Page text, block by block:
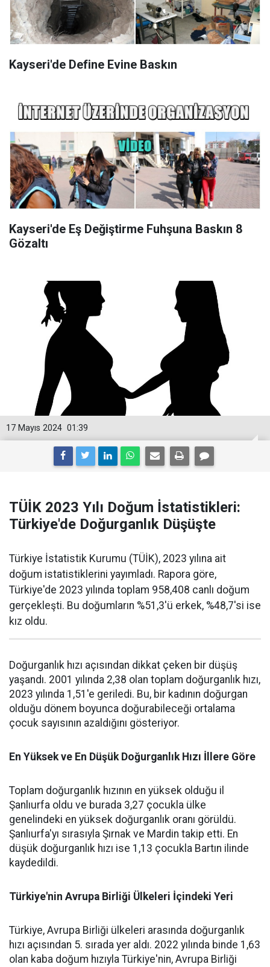
Kayseri'de Define Evine Baskın
Kayseri'de Eş Değiştirme Fuhşuna Baskın 8
Gözaltı
01:39
17 Mayıs 2024
TÜİK 2023 Yılı Doğum İstatistikleri:
Türkiye'de Doğurganlık Düşüşte
Türkiye İstatistik Kurumu (TÜİK), 2023 yılına ait
doğum istatistiklerini yayımladı. Rapora göre,
Türkiye'de 2023 yılında toplam 958,408 canlı doğum
gerçekleşti. Bu doğumların %51,3'ü erkek, %48,7'si ise
kız oldu.
Doğurganlık hızı açısından dikkat çeken bir düşüş
yaşandı. 2001 yılında 2,38 olan toplam doğurganlık hızı,
2023 yılında 1,51'e geriledi. Bu, bir kadının doğurgan
olduğu dönem boyunca doğurabileceği ortalama
çocuk sayısının azaldığını gösteriyor.
En Yüksek ve En Düşük Doğurganlık Hızı İllere Göre
Toplam doğurganlık hızının en yüksek olduğu il
Şanlıurfa oldu ve burada 3,27 çocukla ülke
genelindeki en yüksek doğurganlık oranı görüldü.
Şanlıurfa'yı sırasıyla Şırnak ve Mardin takip etti. En
düşük doğurganlık hızı ise 1,13 çocukla Bartın ilinde
kaydedildi.
Türkiye'nin Avrupa Birliği Ülkeleri İçindeki Yeri
Türkiye, Avrupa Birliği ülkeleri arasında doğurganlık
hızı açısından 5. sırada yer aldı. 2022 yılında binde 1,63
olan kaba doğum hızıyla Türkiye'nin, Avrupa Birliği